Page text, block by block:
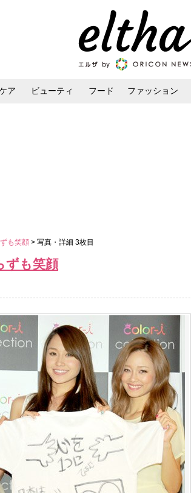
ア ビューティ フード ファッション
も笑顔 > 写真・詳細 3枚目
ずも笑顔